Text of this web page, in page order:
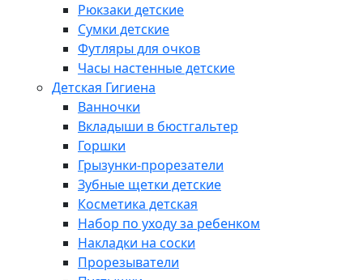
Рюкзаки детские
Сумки детские
Футляры для очков
Часы настенные детские
Детская Гигиена
Ванночки
Вкладыши в бюстгальтер
Горшки
Грызунки-прорезатели
Зубные щетки детские
Косметика детская
Набор по уходу за ребенком
Накладки на соски
Прорезыватели